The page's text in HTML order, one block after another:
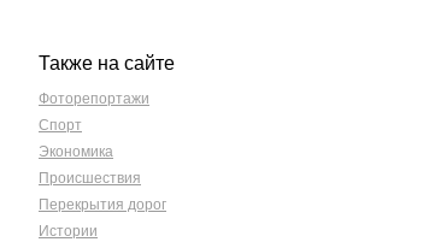
Также на сайте
Фоторепортажи
Спорт
Экономика
Происшествия
Перекрытия дорог
Истории